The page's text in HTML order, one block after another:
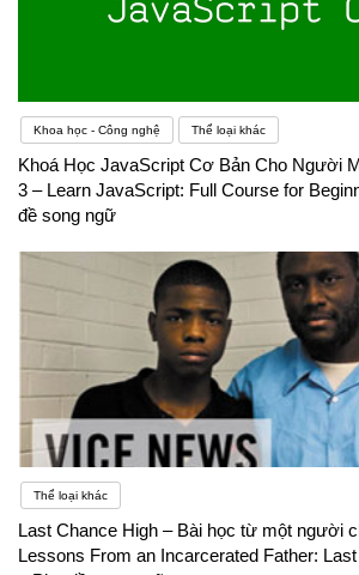
Khoa học - Công nghệ Thể loại khác
Khoá Học JavaScript Cơ Bản Cho Người
3 – Learn JavaScript: Full Course for
đề song ngữ
Thể loại khác
Last Chance High – Bài học từ một người
Lessons From an Incarcerated Father: